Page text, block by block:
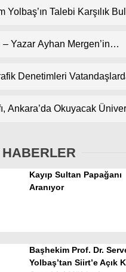
Dünya
Spor
Bekleme Süresi Kısaldı
Yolbaş’ın Talebi Karşılık
Yazar Ayhan Mergen’in
Denetimleri
Ankara’da Okuyacak
HABERLER
Kayıp Sultan Papağanı
Aranıyor
Başhekim Prof. Dr.
Yolbaş’tan Siirt’e Açık